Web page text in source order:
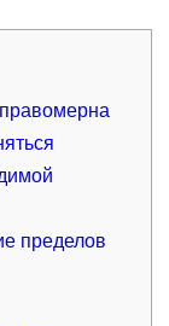
пределов